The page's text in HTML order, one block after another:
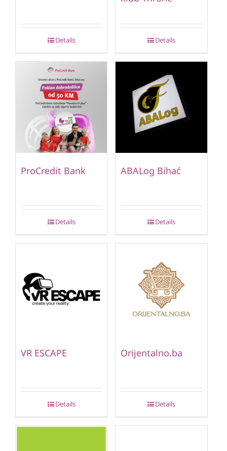
Details Details
ProCredit Bank
Details
ABALog Bihać
Details
VR ESCAPE
Details
Orijentalno.ba
Details